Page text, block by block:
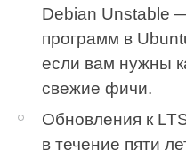
Debian Unstable
программ в
если вам нужны
свежие фичи.
Обновления к
в течение пяти